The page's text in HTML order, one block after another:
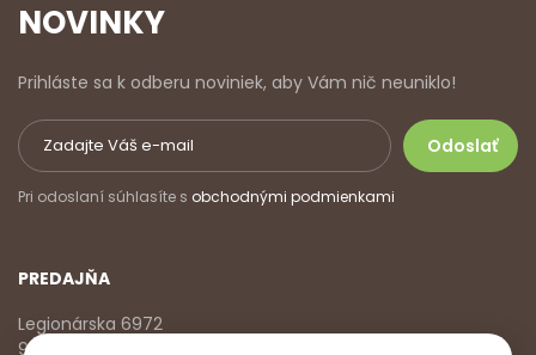
NOVINKY
Prihláste sa k odberu noviniek, aby Vám nič neuniklo!
Pri odoslaní súhlasíte s obchodnými podmienkami
PREDAJŇA
Legionárska 6972
911 01 Trenčín